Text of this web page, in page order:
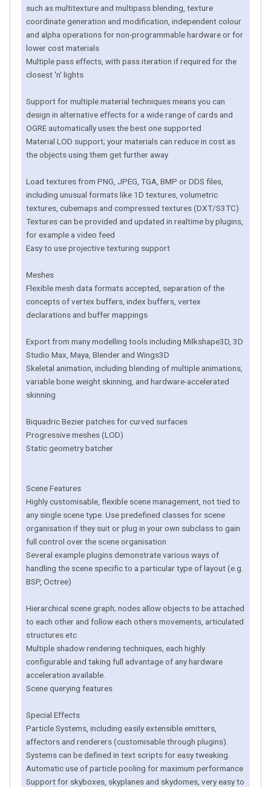
such as multitexture and multipass blending, texture
coordinate generation and modification, independent colour
and alpha operations for non-programmable hardware or for
lower cost materials
Multiple pass effects, with pass iteration if required for the
closest 'n' lights
Support for multiple material techniques means you can
design in alternative effects for a wide range of cards and
OGRE automatically uses the best one supported
Material LOD support; your materials can reduce in cost as
the objects using them get further away
Load textures from PNG, JPEG, TGA, BMP or DDS files,
including unusual formats like 1D textures, volumetric
textures, cubemaps and compressed textures (DXT/S3TC)
Textures can be provided and updated in realtime by plugins,
for example a video feed
Easy to use projective texturing support
Meshes
Flexible mesh data formats accepted, separation of the
concepts of vertex buffers, index buffers, vertex
declarations and buffer mappings
Export from many modelling tools including Milkshape3D, 3D
Studio Max, Maya, Blender and Wings3D
Skeletal animation, including blending of multiple animations,
variable bone weight skinning, and hardware-accelerated
skinning
Biquadric Bezier patches for curved surfaces
Progressive meshes (LOD)
Static geometry batcher
Scene Features
Highly customisable, flexible scene management, not tied to
any single scene type. Use predefined classes for scene
organisation if they suit or plug in your own subclass to gain
full control over the scene organisation
Several example plugins demonstrate various ways of
handling the scene specific to a particular type of layout (e.g.
BSP, Octree)
Hierarchical scene graph; nodes allow objects to be attached
to each other and follow each others movements, articulated
structures etc
Multiple shadow rendering techniques, each highly
configurable and taking full advantage of any hardware
acceleration available.
Scene querying features
Special Effects
Particle Systems, including easily extensible emitters,
affectors and renderers (customisable through plugins).
Systems can be defined in text scripts for easy tweaking.
Automatic use of particle pooling for maximum performance
Support for skyboxes, skyplanes and skydomes, very easy to